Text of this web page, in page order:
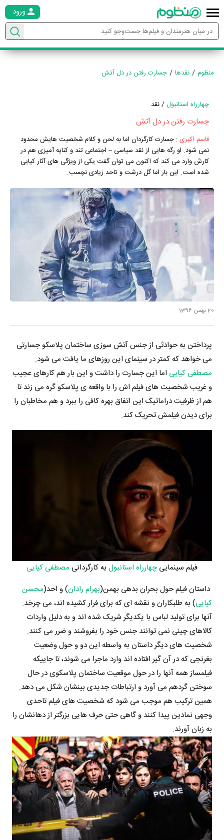
ورود
منظوم نقدها جسارت رفتن در دل آتش
چهارراه استانبول/ نقد
جسارت رفتن در دل آتش
قاسم اکبری: جسارت کارگردان اما به لحن و کلام شخصیت هایش محدود
نمی شود. او رگه هایی از نقد سیاسی – اجتماعی تند و کنایه آمیزی هم در
کارش وارد می کند که اکنون می توان گفت یکی از ویژگی های آثار کیایی
شده است. این بار اما گل درشت و تاحد زیادی نچسب.
20 بهمن 1396
پرداختن به حوادثی از جنس آتش سوزی ساختمان پلاسکو جسارتی
می خواهد که کمتر در سینمای این روزهای ما یافت می شود.
مصطفی کیایی اما این جسارت را داشت و این بار هم کارهای عجیب
و غریب شخصیت های فیلم اش را با واقعه ی پلاسکو گره می زند تا
هم از ظرفیت دراماتیک این اتفاق بهره کافی را ببرد و هم مخاطبان را
برای دیدن فیلمش تحریک کند.
فیلم سینماییچهارراه استانبولبه کارگردانی مصطفی کیایی
داستان فیلم حول بحران بدهی بهمن(بهرام رادان) و احد(محسن
کیایی) به طلبکاران و نقشه ای که برای فرار کشیده اند، می چرخد.
آنها برای تولید لباس با یکدیگر شریک شده اند و به دلیل واردات
کالاهای چینی نمی توانند جنس خود را بفروشند و ضرر می کنند.
شخصیت های دیگر داستان به واسطه این دو و حول وضعیت
بغرنجی که در آن گیر افتاده اند وارد ماجرا می شوند، تا جاییکه
فیلمساز همه آنها را در حول موقعیت ساختمان پلاسکوی در حال
سوختن گردهم می آورد و ارتباطات جدیدی بینشان شکل می دهد.
همین ترکیب هم موجب می شود که شخصیت های فیلم تاحدی
وجهی نمادین پیدا کنند و گاهی حتی حرف هایی بزرگتر از دهانشان را
به زبان آورند.